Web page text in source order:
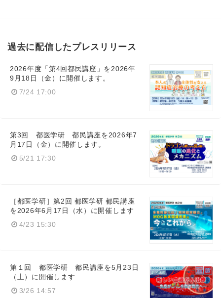
過去に配信したプレスリリース
2026年度「第4回都民講座」を2026年
9月18日（金）に開催します。
7/24 17:00
第3回 都医学研 都民講座を2026年7
月17日（金）に開催します。
5/21 17:30
［都医学研］第2回 都医学研 都民講座
を2026年6月17日（水）に開催します
4/23 15:30
第１回 都医学研 都民講座を5月23日
（土）に開催します
3/26 14:57